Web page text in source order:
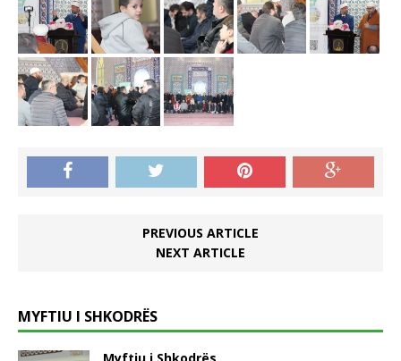
PREVIOUS ARTICLE
NEXT ARTICLE
MYFTIU I SHKODRËS